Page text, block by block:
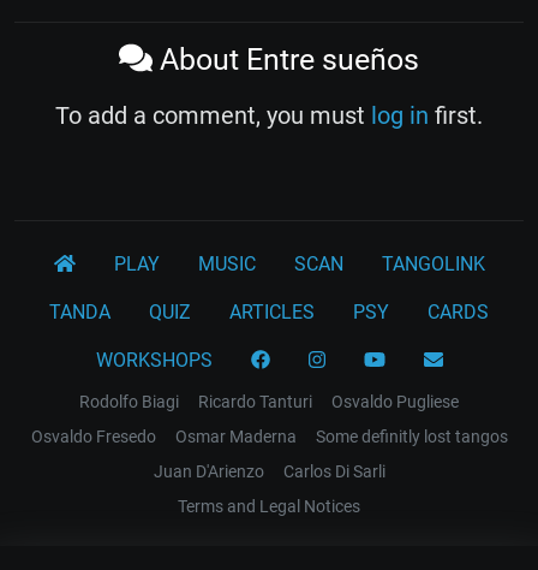
About Entre sueños
To add a comment, you must log in first.
PLAY MUSIC SCAN TANGOLINK
TANDA QUIZ ARTICLES PSY CARDS
WORKSHOPS
Rodolfo Biagi Ricardo Tanturi
Osvaldo Pugliese
Osvaldo Fresedo
Osmar Maderna
Some definitly lost tangos
Juan D'Arienzo
Carlos Di Sarli
Terms and Legal Notices